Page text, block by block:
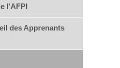
l'AFPI
des Apprenants